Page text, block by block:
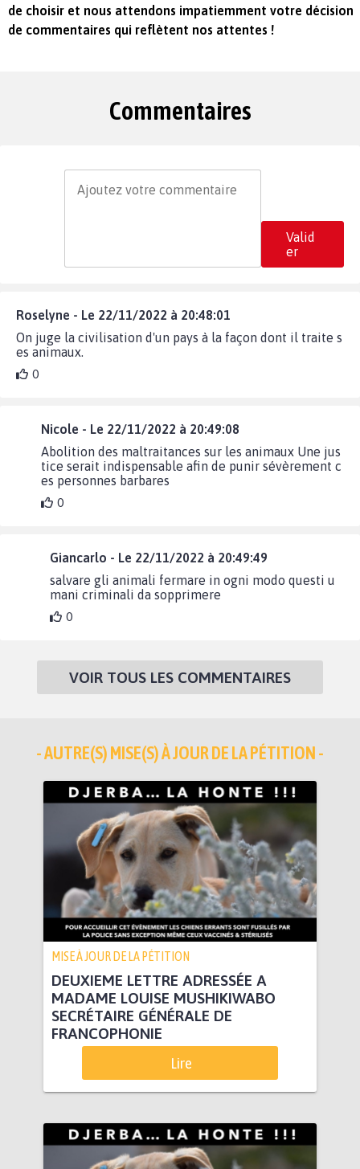
de choisir et nous attendons impatiemment votre décision
de commentaires qui reflètent nos attentes !
Commentaires
Valid
er
Roselyne - Le 22/11/2022 à 20:48:01
On juge la civilisation d'un pays à la façon dont il traite s
es animaux.
0
Nicole - Le 22/11/2022 à 20:49:08
Abolition des maltraitances sur les animaux Une jus
tice serait indispensable afin de punir sévèrement c
es personnes barbares
0
Giancarlo - Le 22/11/2022 à 20:49:49
salvare gli animali fermare in ogni modo questi u
mani criminali da sopprimere
0
VOIR TOUS LES COMMENTAIRES
- AUTRE(S) MISE(S) À JOUR DE LA PÉTITION -
MISE À JOUR DE LA PÉTITION
DEUXIEME LETTRE ADRESSÉE A
MADAME LOUISE MUSHIKIWABO
SECRÉTAIRE GÉNÉRALE DE
FRANCOPHONIE
Lire